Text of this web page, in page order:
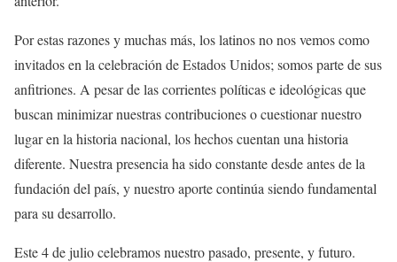
Por estas razones y muchas más, los latinos no nos vemos como
invitados en la celebración de Estados Unidos; somos parte de sus
anfitriones. A pesar de las corrientes políticas e ideológicas que
buscan minimizar nuestras contribuciones o cuestionar nuestro
lugar en la historia nacional, los hechos cuentan una historia
diferente. Nuestra presencia ha sido constante desde antes de la
fundación del país, y nuestro aporte continúa siendo fundamental
para su desarrollo.
Este 4 de julio celebramos nuestro pasado, presente, y futuro.